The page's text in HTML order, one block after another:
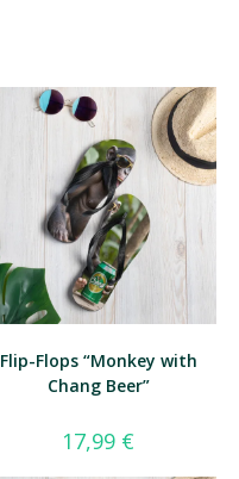
Flip-Flops “Monkey with
Chang Beer”
17,99 €